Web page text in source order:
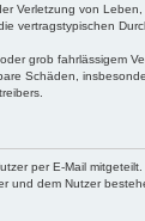
Verletzung von
vertragstypischen
grob fahrlässigem
Schäden,
per E-Mail mitgeteilt.
dem Nutzer